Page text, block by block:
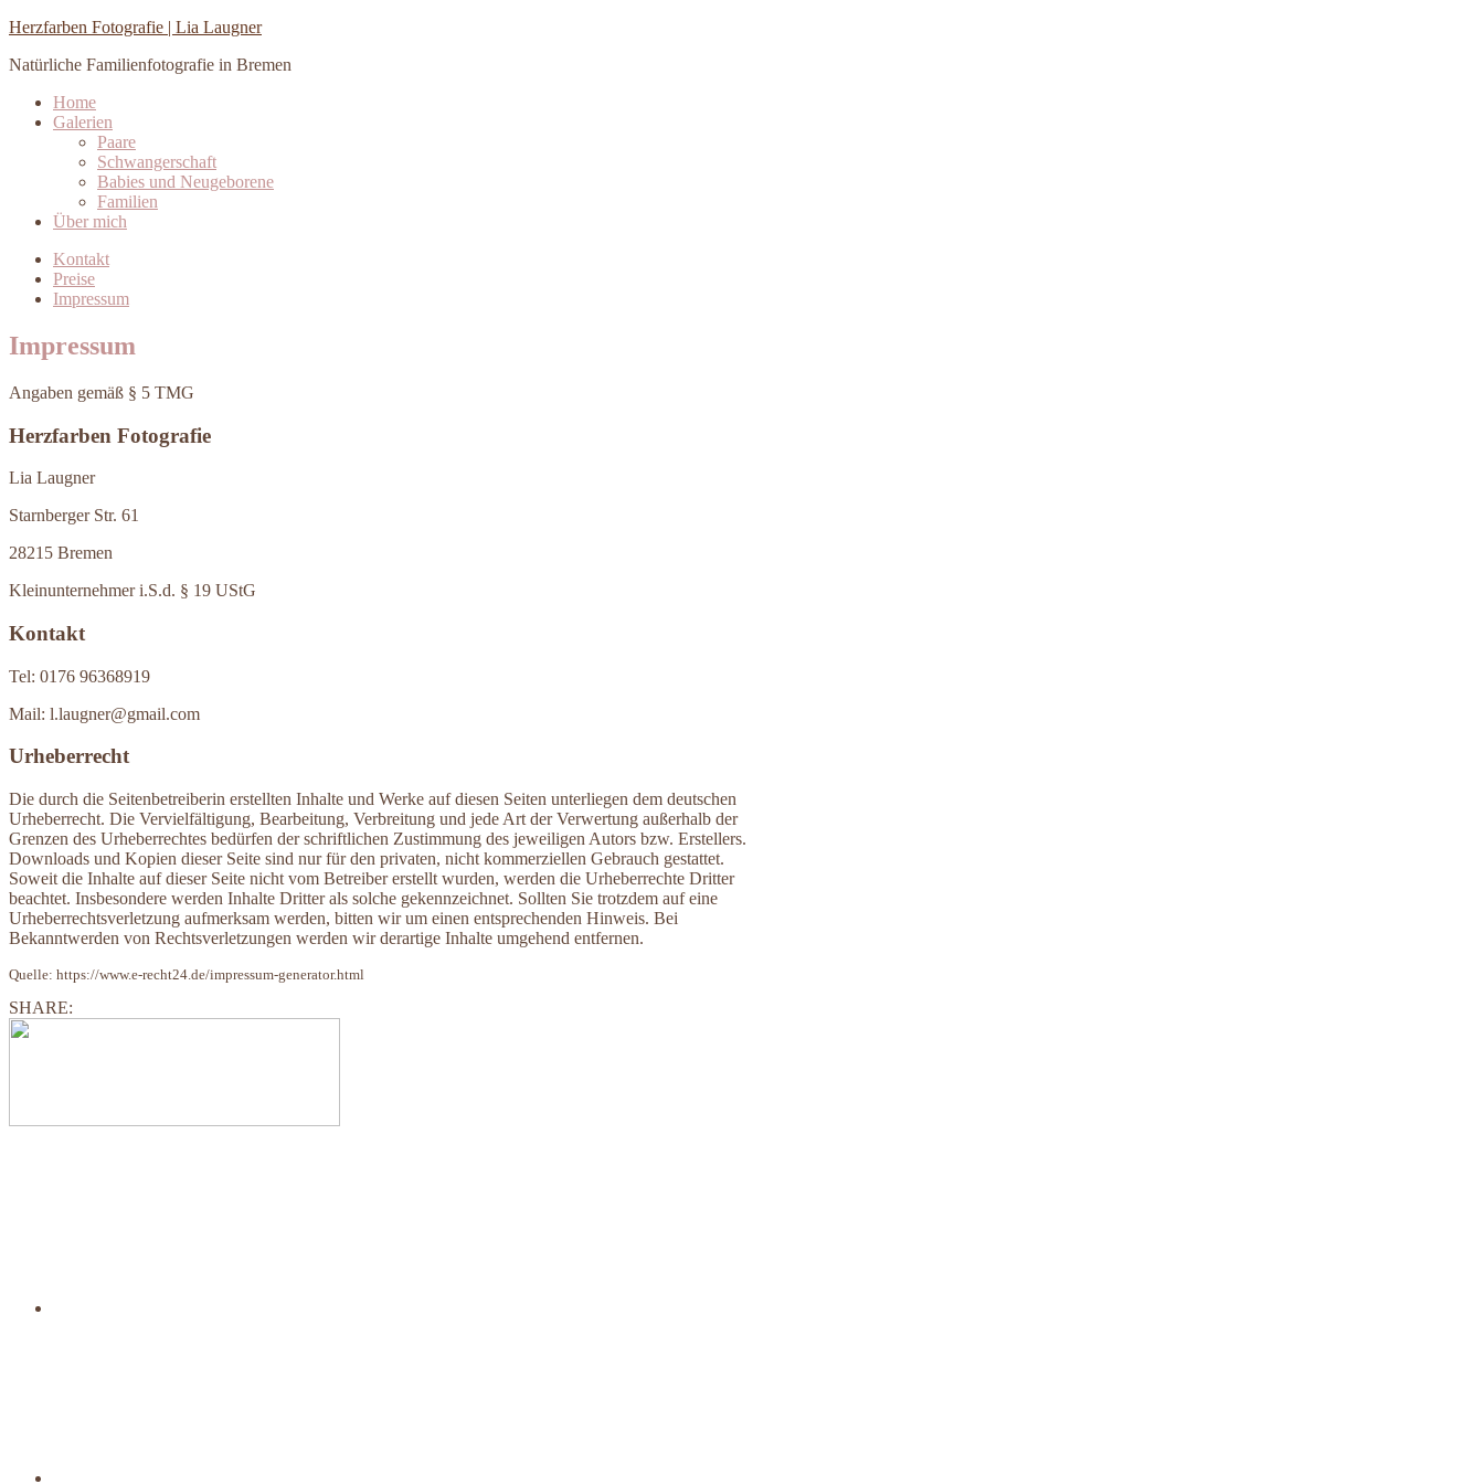
Herzfarben Fotografie | Lia Laugner
Natürliche Familienfotografie in Bremen
Home
Galerien
Paare
Schwangerschaft
Babies und Neugeborene
Familien
Über mich
Kontakt
Preise
Impressum
Impressum
Angaben gemäß § 5 TMG
Herzfarben Fotografie
Lia Laugner
Starnberger Str. 61
28215 Bremen
Kleinunternehmer i.S.d. § 19 UStG
Kontakt
Tel: 0176 96368919
Mail: l.laugner@gmail.com
Urheberrecht
Die durch die Seitenbetreiberin erstellten Inhalte und Werke auf diesen Seiten unterliegen dem deutschen
Urheberrecht. Die Vervielfältigung, Bearbeitung, Verbreitung und jede Art der Verwertung außerhalb der
Grenzen des Urheberrechtes bedürfen der schriftlichen Zustimmung des jeweiligen Autors bzw. Erstellers.
Downloads und Kopien dieser Seite sind nur für den privaten, nicht kommerziellen Gebrauch gestattet.
Soweit die Inhalte auf dieser Seite nicht vom Betreiber erstellt wurden, werden die Urheberrechte Dritter
beachtet. Insbesondere werden Inhalte Dritter als solche gekennzeichnet. Sollten Sie trotzdem auf eine
Urheberrechtsverletzung aufmerksam werden, bitten wir um einen entsprechenden Hinweis. Bei
Bekanntwerden von Rechtsverletzungen werden wir derartige Inhalte umgehend entfernen.
Quelle: https://www.e-recht24.de/impressum-generator.html
SHARE: